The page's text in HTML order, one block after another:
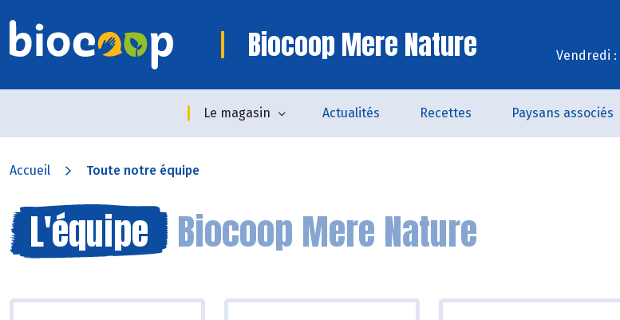
Biocoop Mere Nature Vendredi :
Le magasin Actualités Recettes Paysans associés
Accueil Toute notre équipe
L'équipe Biocoop Mere Nature